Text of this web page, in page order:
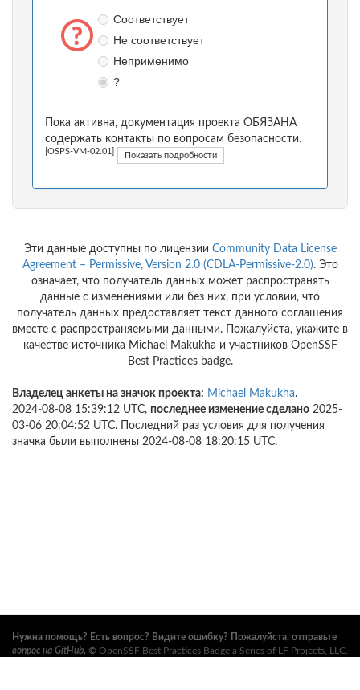
Соответствует
Не соответствует
Неприменимо
?
Пока активна, документация проекта ОБЯЗАНА
содержать контакты по вопросам безопасности.
[OSPS-VM-02.01] Показать подробности
Эти данные доступны по лицензии Community Data License
Agreement – Permissive, Version 2.0 (CDLA-Permissive-2.0). Это
означает, что получатель данных может распространять
данные с изменениями или без них, при условии, что
получатель данных предоставляет текст данного соглашения
вместе с распространяемыми данными. Пожалуйста, укажите в
качестве источника Michael Makukha и участников OpenSSF
Best Practices badge.
Владелец анкеты на значок проекта: Michael Makukha.
2024-08-08 15:39:12 UTC, последнее изменение сделано 2025-
03-06 20:04:52 UTC. Последний раз условия для получения
значка были выполнены 2024-08-08 18:20:15 UTC.
Нужна помощь? Есть вопрос? Видите ошибку? Пожалуйста, отправьте
вопрос на GitHub. © OpenSSF Best Practices Badge a Series of LF Projects, LLC